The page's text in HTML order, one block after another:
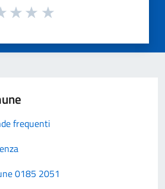
frequenti
0185 2051